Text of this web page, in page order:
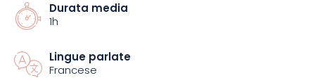
Prenotate subito il vostro biglietto e venite a vivere una serata
un universo incantevole!
Durata media
1h
Lingue parlate
Francese